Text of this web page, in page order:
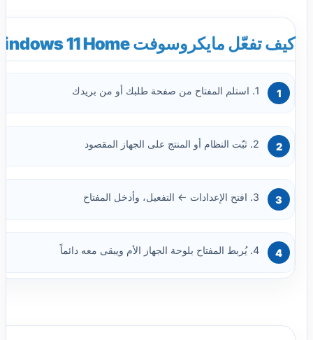
كيف تفعّل مايكروسوفت Windows 11 Home؟
1. استلم المفتاح من صفحة طلبك أو من بريدك
2. ثبّت النظام أو المنتج على الجهاز المقصود
3. افتح الإعدادات ← التفعيل، وأدخل المفتاح
4. يُربط المفتاح بلوحة الجهاز الأم ويبقى معه دائماً